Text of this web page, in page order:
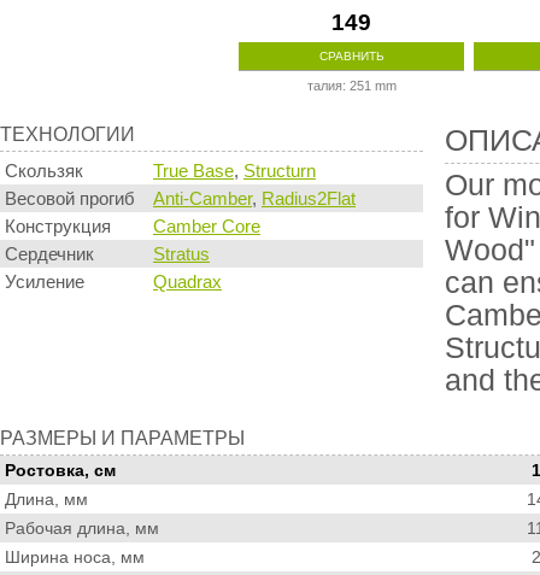
149
СРАВНИТЬ
талия: 251 mm
Технологии
ТЕХНОЛОГИИ
Скользяк
True Base, Structurn
Весовой прогиб
Anti-Camber, Radius2Flat
Конструкция
Camber Core
Сердечник
Stratus
Усиление
Quadrax
Описание
Our
for
can
and
Размеры
и
параметры
РАЗМЕРЫ И ПАРАМЕТРЫ
Ростовка, см
Длина, мм
Рабочая длина, мм
Ширина носа, мм